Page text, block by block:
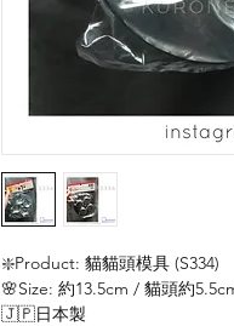
❇️Product: 貓貓頭模具 (S334)
🌸Size: 約13.5cm / 貓頭約
🇯🇵日本製